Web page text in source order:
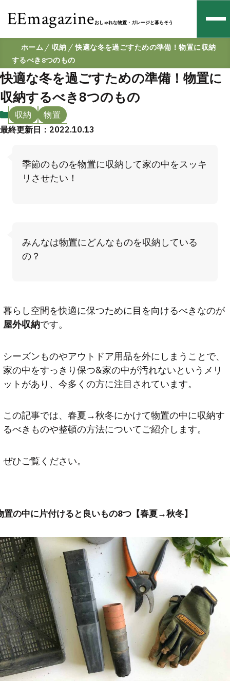
EEmagazineおしゃれな物置・ガレージと暮らそう
ホーム 収納
快適な冬を過ごすための準備！物置に収納
するべき8つのもの
快適な冬を過ごすための準備！物置に
収納するべき8つのもの
収納
物置
最終更新日：2022.10.13
季節のものを物置に収納して家の中をスッキ
リさせたい！
みんなは物置にどんなものを収納している
の？
暮らし空間を快適に保つために目を向けるべきなのが
屋外収納です。
シーズンものやアウトドア用品を外にしまうことで、
家の中をすっきり保つ&家の中が汚れないというメリ
ットがあり、今多くの方に注目されています。
この記事では、春夏→秋冬にかけて物置の中に収納す
るべきものや整頓の方法についてご紹介します。
ぜひご覧ください。
置の中に片付けると良いもの8つ【春夏→秋冬】